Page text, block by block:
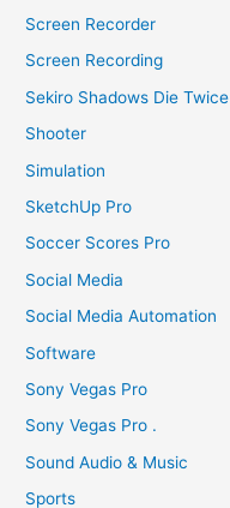
Screen Recorder
Screen Recording
Sekiro Shadows Die Twice
Shooter
Simulation
SketchUp Pro
Soccer Scores Pro
Social Media
Social Media Automation
Software
Sony Vegas Pro
Sony Vegas Pro .
Sound Audio & Music
Sports